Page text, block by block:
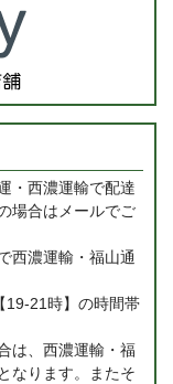
・西濃運輸で配達
場合はメールでご
西濃運輸・福山通
21時】の時間帯
は、西濃運輸・福
なります。またそ